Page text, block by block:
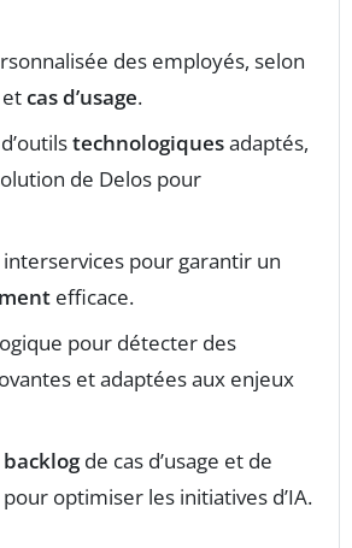
des employés, selon
etcas d’usage.
technologiquesadaptés,
de Delos pour
pour garantir un
efficace.
pour détecter des
et adaptées aux enjeux
backlogde cas d’usage et de
optimiser les initiatives d’IA.